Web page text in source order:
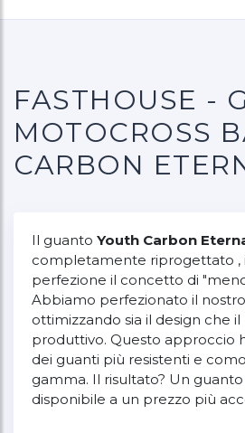
FASTHOUSE -
MOTOCROSS
CARBON
Il guanto Youth Carbon
completamente riprogettato ,
perfezione il concetto di
Abbiamo perfezionato il
ottimizzando sia il design che il
produttivo. Questo approccio
dei guanti più resistenti e
gamma. Il risultato? Un
disponibile a un prezzo più